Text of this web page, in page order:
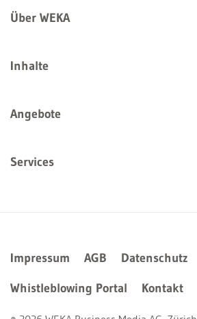
Über WEKA
Inhalte
Angebote
Services
Impressum AGB
Datenschutz
Whistleblowing Portal
Kontakt